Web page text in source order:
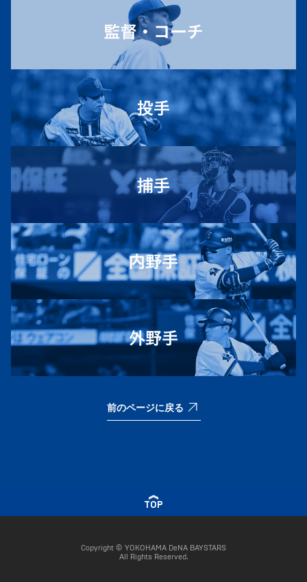
前のページに戻る
TOP
Copyright © YOKOHAMA DeNA BAYSTARS
All Rights Reserved.